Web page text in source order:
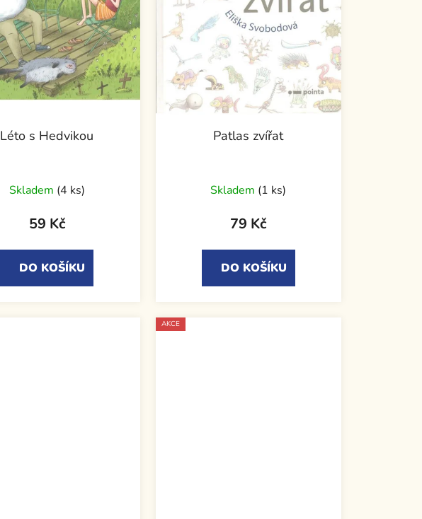
Léto s Hedvikou
Skladem (4 ks)
59 Kč
DO KOŠÍKU
Patlas zvířat
Skladem (1 ks)
79 Kč
DO KOŠÍKU
AKCE